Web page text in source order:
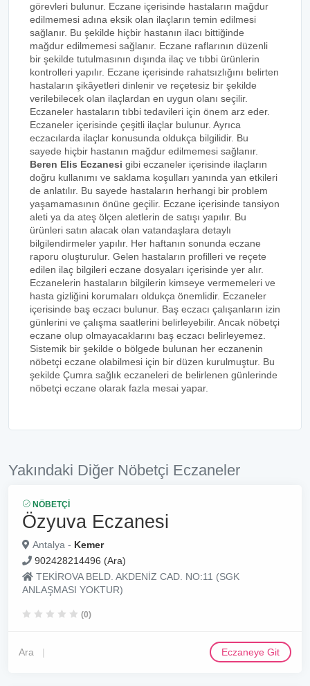
görevleri bulunur. Eczane içerisinde hastaların mağdur
edilmemesi adına eksik olan ilaçların temin edilmesi
sağlanır. Bu şekilde hiçbir hastanın ilacı bittiğinde
mağdur edilmemesi sağlanır. Eczane raflarının düzenli
bir şekilde tutulmasının dışında ilaç ve tıbbi ürünlerin
kontrolleri yapılır. Eczane içerisinde rahatsızlığını belirten
hastaların şikâyetleri dinlenir ve reçetesiz bir şekilde
verilebilecek olan ilaçlardan en uygun olanı seçilir.
Eczaneler hastaların tıbbi tedavileri için önem arz eder.
Eczaneler içerisinde çeşitli ilaçlar bulunur. Ayrıca
eczacılarda ilaçlar konusunda oldukça bilgilidir. Bu
sayede hiçbir hastanın mağdur edilmemesi sağlanır.
Beren Elis Eczanesi gibi eczaneler içerisinde ilaçların
doğru kullanımı ve saklama koşulları yanında yan etkileri
de anlatılır. Bu sayede hastaların herhangi bir problem
yaşamamasının önüne geçilir. Eczane içerisinde tansiyon
aleti ya da ateş ölçen aletlerin de satışı yapılır. Bu
ürünleri satın alacak olan vatandaşlara detaylı
bilgilendirmeler yapılır. Her haftanın sonunda eczane
raporu oluşturulur. Gelen hastaların profilleri ve reçete
edilen ilaç bilgileri eczane dosyaları içerisinde yer alır.
Eczanelerin hastaların bilgilerin kimseye vermemeleri ve
hasta gizliğini korumaları oldukça önemlidir. Eczaneler
içerisinde baş eczacı bulunur. Baş eczacı çalışanların izin
günlerini ve çalışma saatlerini belirleyebilir. Ancak nöbetçi
eczane olup olmayacaklarını baş eczacı belirleyemez.
Sistemik bir şekilde o bölgede bulunan her eczanenin
nöbetçi eczane olabilmesi için bir düzen kurulmuştur. Bu
şekilde Çumra sağlık eczaneleri de belirlenen günlerinde
nöbetçi eczane olarak fazla mesai yapar.
Yakındaki Diğer Nöbetçi Eczaneler
NÖBETÇI
Özyuva Eczanesi
Antalya - Kemer
902428214496 (Ara)
TEKİROVA BELD. AKDENİZ CAD. NO:11 (SGK
ANLAŞMASI YOKTUR)
(0)
Ara Eczaneye Git